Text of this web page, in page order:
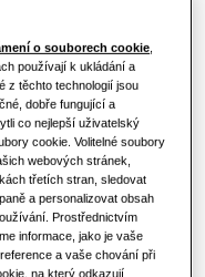
o souborech cookie,
používají k ukládání a
z těchto technologií jsou
dobře fungující a
co nejlepší uživatelský
cookie. Volitelné soubory
webových stránek,
třetích stran, sledovat
a personalizovat obsah
Prostřednictvím
informace, jako je vaše
a vaše chování při
na který odkazují